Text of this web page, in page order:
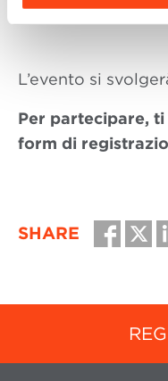
L’evento si
Per partecipare,
form di
SHARE